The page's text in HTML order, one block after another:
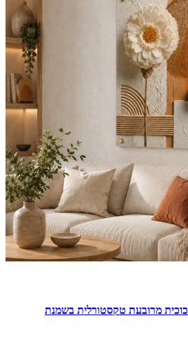
מרובעת טקסטורלית בשמנת